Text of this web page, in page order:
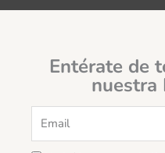
Entérate de
nuestra